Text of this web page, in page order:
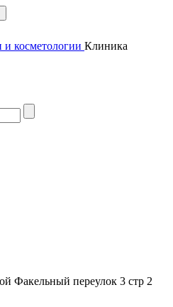
Клиника
Факельный переулок 3 стр 2